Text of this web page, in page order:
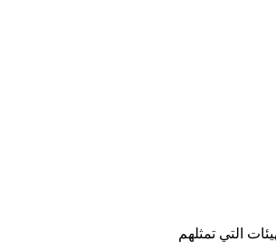
التي تمثلهم